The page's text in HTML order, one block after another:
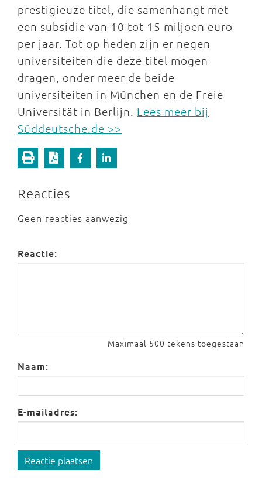
prestigieuze titel, die samenhangt met
een subsidie van 10 tot 15 miljoen euro
per jaar. Tot op heden zijn er negen
universiteiten die deze titel mogen
dragen, onder meer de beide
universiteiten in München en de Freie
Universität in Berlijn. Lees meer bij
Süddeutsche.de >>
Reacties
Geen reacties aanwezig
Reactie:
Maximaal 500 tekens toegestaan
Naam:
E-mailadres:
Reactie plaatsen